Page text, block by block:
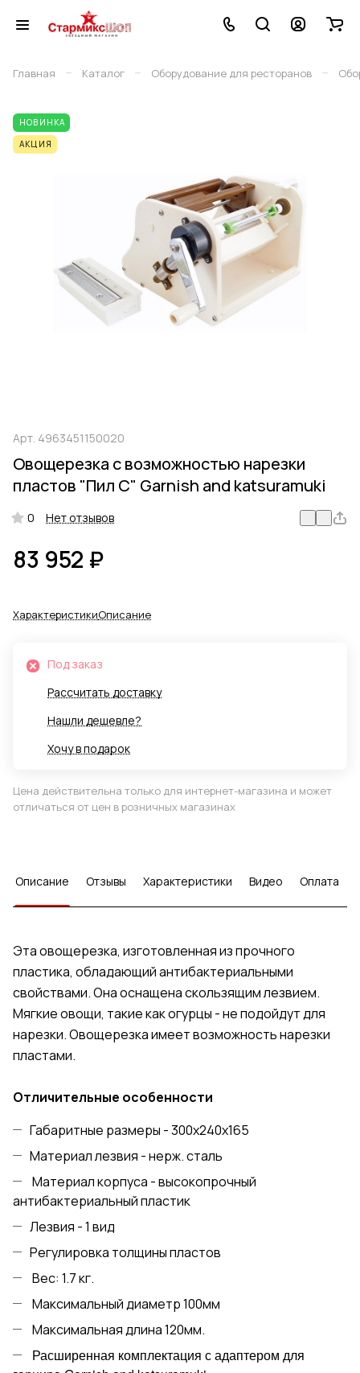
Главная – Каталог – Оборудование для ресторанов –
НОВИНКА
АКЦИЯ
Арт. 4963451150020
Овощерезка с возможностью нарезки
пластов "Пил С" Garnish and katsuramuki
0 Нет отзывов
83 952 ₽
ХарактеристикиОписание
Под заказ
Рассчитать доставку
Нашли дешевле?
Хочу в подарок
Цена действительна только для интернет-магазина и может
отличаться от цен в розничных магазинах
Описание Отзывы Характеристики Видео Оплата
Эта овощерезка, изготовленная из прочного
пластика, обладающий антибактериальными
свойствами. Она оснащена скользящим лезвием.
Мягкие овощи, такие как огурцы - не подойдут для
нарезки. Овощерезка имеет возможность нарезки
пластами.
Отличительные особенности
Габаритные размеры - 300x240x165
Материал лезвия - нерж. сталь
Материал корпуса - высокопрочный
антибактериальный пластик
Лезвия - 1 вид
Регулировка толщины пластов
Вес: 1.7 кг.
Максимальный диаметр 100мм
Максимальная длина 120мм.
Расширенная комплектация с адаптером для